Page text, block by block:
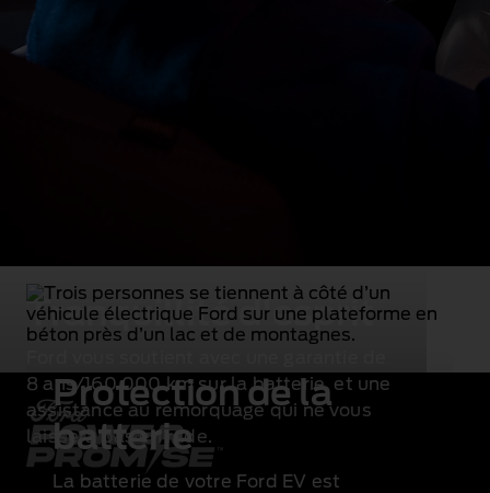
Tranquillité d'esprit
8 ans/160 000 km sur la batterie, et une
assistance au remorquagequi ne vous
laissera pas en rade.
Protection de la
batterie
La batterie de votre Ford EV est